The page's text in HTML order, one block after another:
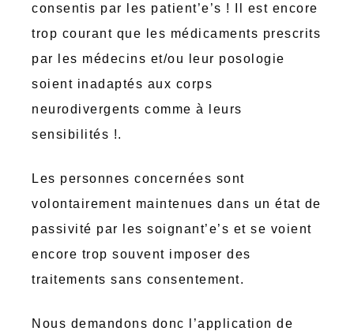
consentis par les patient’e’s ! Il est encore
trop courant que les médicaments prescrits
par les médecins et/ou leur posologie
soient inadaptés aux corps
neurodivergents comme à leurs
sensibilités !.
Les personnes concernées sont
volontairement maintenues dans un état de
passivité par les soignant’e’s et se voient
encore trop souvent imposer des
traitements sans consentement.
Nous demandons donc l’application de